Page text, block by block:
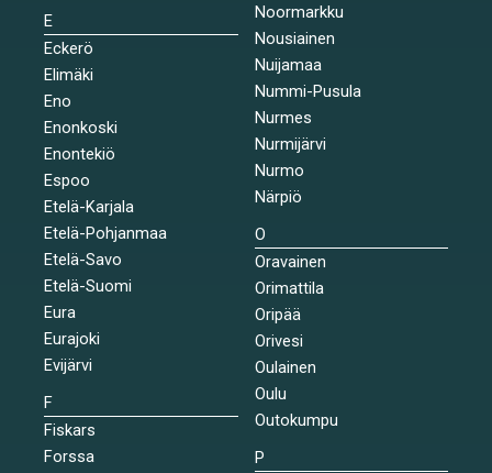
E
Eckerö
Elimäki
Eno
Enonkoski
Enontekiö
Espoo
Etelä-Karjala
Etelä-Pohjanmaa
Etelä-Savo
Etelä-Suomi
Eura
Eurajoki
Evijärvi
F
Fiskars
Forssa
Noormarkku
Nousiainen
Nuijamaa
Nummi-Pusula
Nurmes
Nurmijärvi
Nurmo
Närpiö
O
Oravainen
Orimattila
Oripää
Orivesi
Oulainen
Oulu
Outokumpu
P